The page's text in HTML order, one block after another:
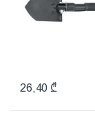
26,40 ₾